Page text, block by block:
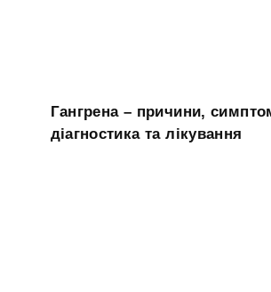
Гангрена – причини,
діагностика та лікування